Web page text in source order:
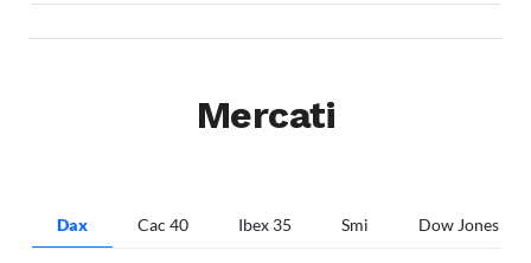
Mercati
Dax Cac 40 Ibex 35 Smi Dow Jones